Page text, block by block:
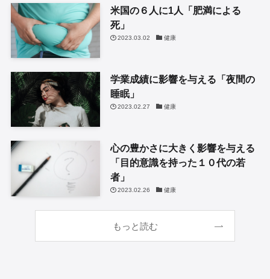
米国の６人に1人「肥満による
死」
2023.03.02 健康
学業成績に影響を与える「夜間の
睡眠」
2023.02.27 健康
心の豊かさに大きく影響を与える
「目的意識を持った１０代の若
者」
2023.02.26 健康
もっと読む